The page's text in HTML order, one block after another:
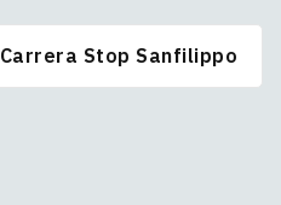
Carrera Stop Sanfilippo